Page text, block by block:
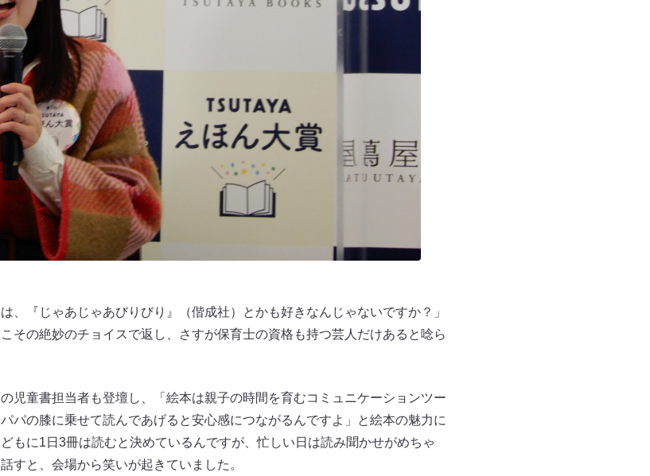
、『じゃあじゃあびりびり』（偕成社）とかも好きなんじゃないですか？」
その絶妙のチョイスで返し、さすが保育士の資格も持つ芸人だけあると唸ら
児童書担当者も登壇し、「絵本は親子の時間を育むコミュニケーションツー
パの膝に乗せて読んであげると安心感につながるんですよ」と絵本の魅力に
もに1日3冊は読むと決めているんですが、忙しい日は読み聞かせがめちゃ
すと、会場から笑いが起きていました。